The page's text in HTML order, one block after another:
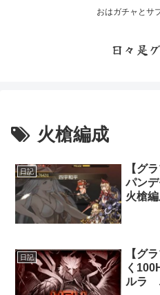
おはガチャとサ
日々是
火槍編成
日記
【グ
パン
火槍
日記
【グ
く
ルラ